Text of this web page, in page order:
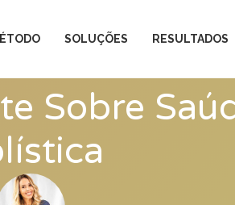
SOLUÇÕES RESULTADOS
Sobre